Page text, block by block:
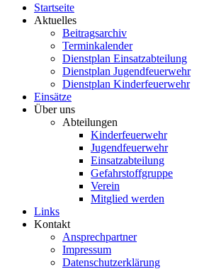
Startseite
Aktuelles
Beitragsarchiv
Terminkalender
Dienstplan Einsatzabteilung
Dienstplan Jugendfeuerwehr
Dienstplan Kinderfeuerwehr
Einsätze
Über uns
Abteilungen
Kinderfeuerwehr
Jugendfeuerwehr
Einsatzabteilung
Gefahrstoffgruppe
Verein
Mitglied werden
Links
Kontakt
Ansprechpartner
Impressum
Datenschutzerklärung